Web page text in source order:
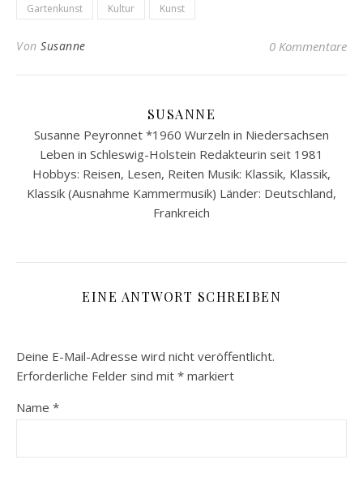
Gartenkunst Kultur Kunst
Von Susanne 0 Kommentare
SUSANNE
Susanne Peyronnet *1960 Wurzeln in Niedersachsen
Leben in Schleswig-Holstein Redakteurin seit 1981
Hobbys: Reisen, Lesen, Reiten Musik: Klassik, Klassik,
Klassik (Ausnahme Kammermusik) Länder: Deutschland,
Frankreich
EINE ANTWORT SCHREIBEN
Deine E-Mail-Adresse wird nicht veröffentlicht.
Erforderliche Felder sind mit * markiert
Name *